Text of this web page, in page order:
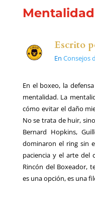
Escrito
En Consejos
En el boxeo, la
mentalidad. La
cómo evitar el daño
No se trata de huir,
Bernard Hopkins,
dominaron el ring sin
paciencia y el arte del
Rincón del Boxeador,
es una opción, es una